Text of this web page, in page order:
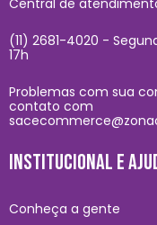
(11) 2681-4020 -
17h
Problemas com sua
contato com
INSTITUCIONAL E
Conheça a gente